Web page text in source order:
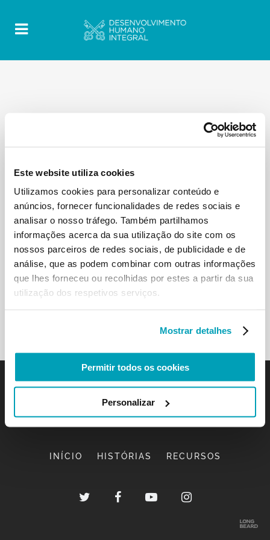
Este website utiliza cookies
Utilizamos cookies para personalizar conteúdo e
anúncios, fornecer funcionalidades de redes sociais e
analisar o nosso tráfego. Também partilhamos
informações acerca da sua utilização do site com os
nossos parceiros de redes sociais, de publicidade e de
análise, que as podem combinar com outras informações
que lhes forneceu ou recolhidas por estes a partir da sua
utilização dos respetivos serviços.
Mostrar detalhes
Permitir todos os cookies
Personalizar
INÍCIO HISTÓRIAS RECURSOS